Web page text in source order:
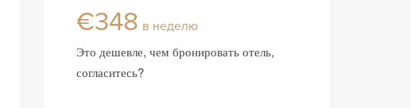
€348 в неделю
Это дешевле, чем бронировать отель,
согласитесь?